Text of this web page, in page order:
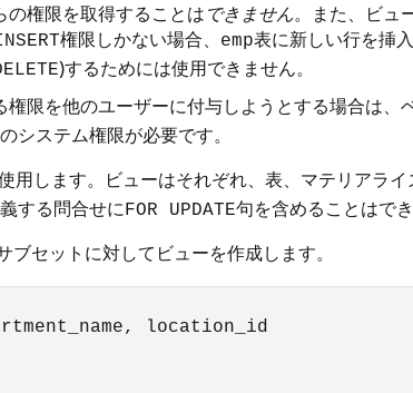
の権限を取得することはできません。また、ビュ
権限しかない場合、 emp表に新しい行を挿
)するためには使用できません。
限を他のユーザーに付与しようとする場合は、
システム権限が必要です。
用します。ビューはそれぞれ、表、マテリアラ
する問合せにFOR UPDATE句を含めることはでき
ブセットに対してビューを作成します。
location_id